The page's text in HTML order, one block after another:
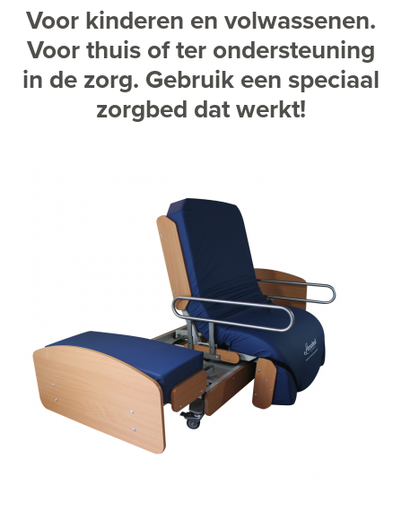
Voor kinderen en volwassenen.
Voor thuis of ter ondersteuning
in de zorg. Gebruik een speciaal
zorgbed dat werkt!